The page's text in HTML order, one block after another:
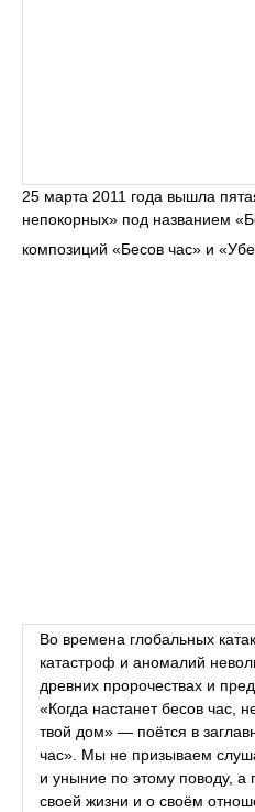
25 марта 2011 года вышла
непокорных» под названием
композиций «Бесов час» и
Во времена глобальных
катастроф и аномалий
древних пророчествах и
«Когда настанет бесов час,
твой дом» — поётся в
час». Мы не призываем
и уныние по этому поводу, а
своей жизни и о своём